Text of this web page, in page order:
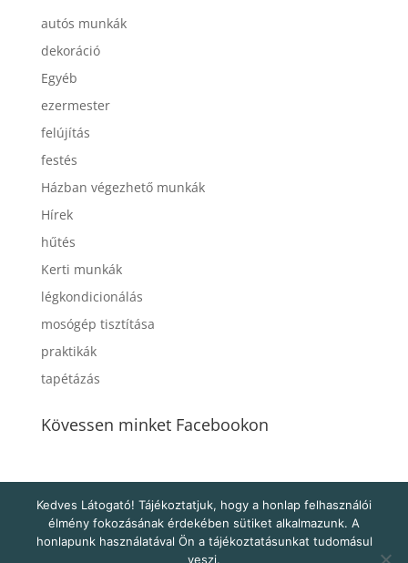
autós munkák
dekoráció
Egyéb
ezermester
felújítás
festés
Házban végezhető munkák
Hírek
hűtés
Kerti munkák
légkondicionálás
mosógép tisztítása
praktikák
tapétázás
Kövessen minket Facebookon
Kedves Látogató! Tájékoztatjuk, hogy a honlap felhasználói
élmény fokozásának érdekében sütiket alkalmazunk. A
honlapunk használatával Ön a tájékoztatásunkat tudomásul
veszi.